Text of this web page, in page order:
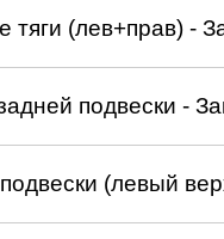
тяги (лев+прав) -
подвески -
(левый